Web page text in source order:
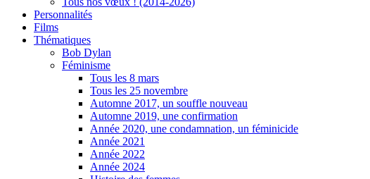
Personnalités
Films
Thématiques
Bob Dylan
Féminisme
Tous les 8 mars
Tous les 25 novembre
Automne 2017, un souffle nouveau
Automne 2019, une confirmation
Année 2020, une condamnation, un féminicide
Année 2021
Année 2022
Année 2024